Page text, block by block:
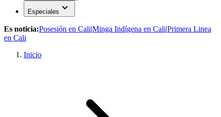
Especiales expand_more
Es noticia:Posesión en Cali|Minga Indígena en Cali|Primera Linea
en Cali
Inicio